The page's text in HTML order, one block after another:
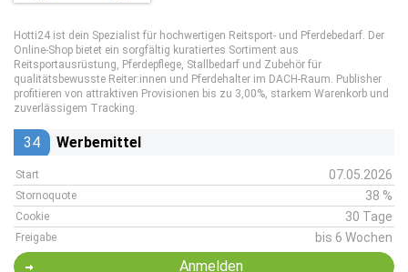
Hotti24 ist dein Spezialist für hochwertigen Reitsport- und Pferdebedarf. Der
Online-Shop bietet ein sorgfältig kuratiertes Sortiment aus
Reitsportausrüstung, Pferdepflege, Stallbedarf und Zubehör für
qualitätsbewusste Reiter:innen und Pferdehalter im DACH-Raum. Publisher
profitieren von attraktiven Provisionen bis zu 3,00%, starkem Warenkorb und
zuverlässigem Tracking.
34 Werbemittel
Start 07.05.2026
Stornoquote 38 %
Cookie 30 Tage
Freigabe bis 6 Wochen
Anmelden